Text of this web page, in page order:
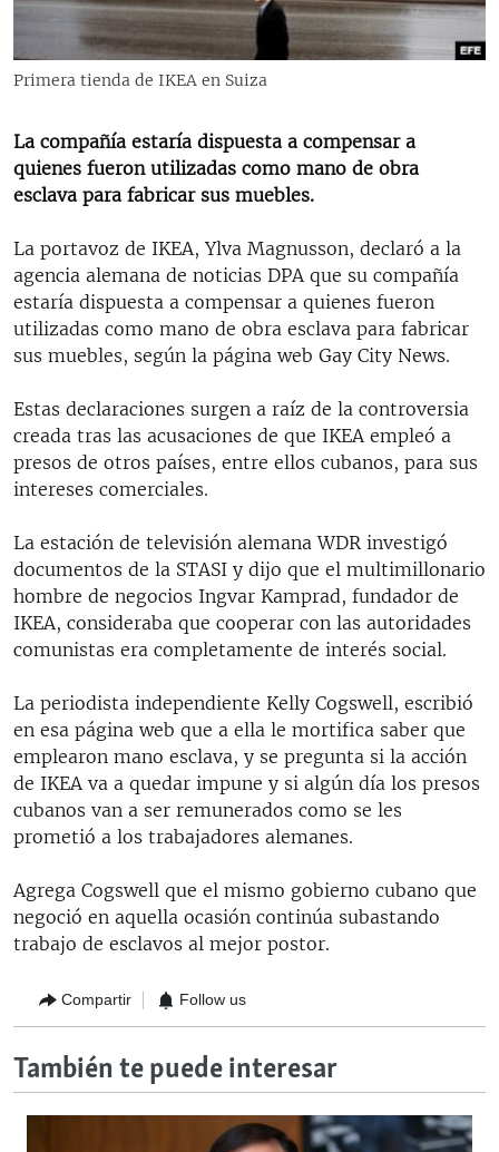
RADIO MARTÍ
ESPECIALES
LA REALIDAD DE LA VIVIENDA EN CUBA
SER VIEJO EN CUBA
LOS SANTOS DE HIALEAH
DESINFORMACIÓN RUSA EN AMÉRICA LATINA
LA INVASIÓN DE RUSIA A UCRANIA
EDITORIALES
SÍGUENOS
Primera tienda de IKEA en Suiza
La compañía estaría dispuesta a compensar a
quienes fueron utilizadas como mano de obra
esclava para fabricar sus muebles.
La portavoz de IKEA, Ylva Magnusson, declaró a la
agencia alemana de noticias DPA que su compañía
estaría dispuesta a compensar a quienes fueron
utilizadas como mano de obra esclava para fabricar
sus muebles, según la página web Gay City News.
Estas declaraciones surgen a raíz de la controversia
creada tras las acusaciones de que IKEA empleó a
presos de otros países, entre ellos cubanos, para sus
intereses comerciales.
La estación de televisión alemana WDR investigó
documentos de la STASI y dijo que el multimillonario
hombre de negocios Ingvar Kamprad, fundador de
IKEA, consideraba que cooperar con las autoridades
comunistas era completamente de interés social.
La periodista independiente Kelly Cogswell, escribió
en esa página web que a ella le mortifica saber que
emplearon mano esclava, y se pregunta si la acción
de IKEA va a quedar impune y si algún día los presos
cubanos van a ser remunerados como se les
prometió a los trabajadores alemanes.
Agrega Cogswell que el mismo gobierno cubano que
negoció en aquella ocasión continúa subastando
trabajo de esclavos al mejor postor.
Compartir Follow us
También te puede interesar